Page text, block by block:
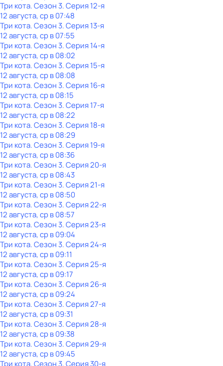
Три кота. Сезон 3. Серия 12-я
12 августа, ср в 07:48
Три кота. Сезон 3. Серия 13-я
12 августа, ср в 07:55
Три кота. Сезон 3. Серия 14-я
12 августа, ср в 08:02
Три кота. Сезон 3. Серия 15-я
12 августа, ср в 08:08
Три кота. Сезон 3. Серия 16-я
12 августа, ср в 08:15
Три кота. Сезон 3. Серия 17-я
12 августа, ср в 08:22
Три кота. Сезон 3. Серия 18-я
12 августа, ср в 08:29
Три кота. Сезон 3. Серия 19-я
12 августа, ср в 08:36
Три кота. Сезон 3. Серия 20-я
12 августа, ср в 08:43
Три кота. Сезон 3. Серия 21-я
12 августа, ср в 08:50
Три кота. Сезон 3. Серия 22-я
12 августа, ср в 08:57
Три кота. Сезон 3. Серия 23-я
12 августа, ср в 09:04
Три кота. Сезон 3. Серия 24-я
12 августа, ср в 09:11
Три кота. Сезон 3. Серия 25-я
12 августа, ср в 09:17
Три кота. Сезон 3. Серия 26-я
12 августа, ср в 09:24
Три кота. Сезон 3. Серия 27-я
12 августа, ср в 09:31
Три кота. Сезон 3. Серия 28-я
12 августа, ср в 09:38
Три кота. Сезон 3. Серия 29-я
12 августа, ср в 09:45
Три кота. Сезон 3. Серия 30-я